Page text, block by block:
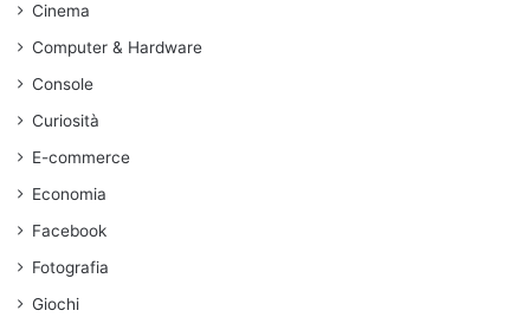
Cinema
Computer & Hardware
Console
Curiosità
E-commerce
Economia
Facebook
Fotografia
Giochi